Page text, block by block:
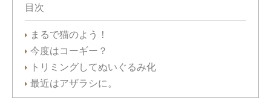
目次
まるで猫のよう！
今度はコーギー？
トリミングしてぬいぐるみ化
最近はアザラシに。